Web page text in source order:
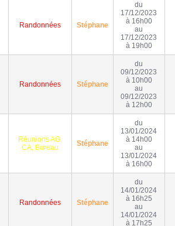
Randonnées Stéphane
du
17/12/2023
à 16h00
au
17/12/2023
à 19h00
Randonnées Stéphane
du
09/12/2023
à 10h00
au
09/12/2023
à 12h00
Réunions AG,
CA, Bureau
Stéphane
du
13/01/2024
à 14h00
au
13/01/2024
à 16h00
Randonnées Stéphane
du
14/01/2024
à 16h25
au
14/01/2024
à 17h25